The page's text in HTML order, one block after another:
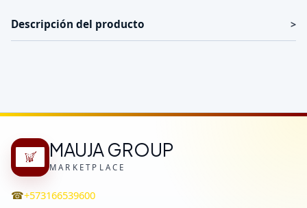
Descripción del producto
MAUJA GROUP
MARKETPLACE
☎+573166539600